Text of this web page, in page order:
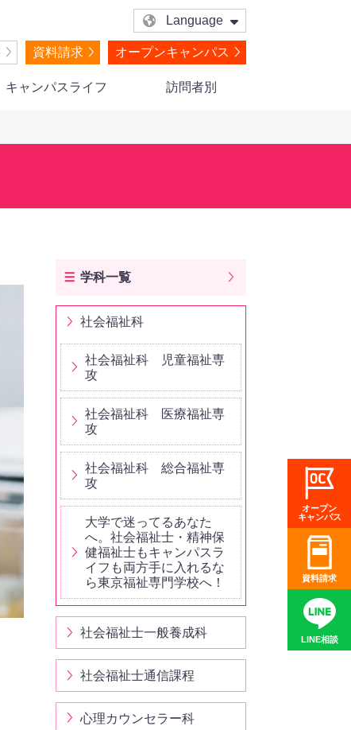
Language
資料請求 オープンキャンパス
キャンパスライフ 訪問者別
オープン
キャンパス
資料請求
LINE相談
学科一覧
社会福祉科
社会福祉科 児童福祉専
攻
社会福祉科 医療福祉専
攻
社会福祉科 総合福祉専
攻
大学で迷ってるあなた
へ。社会福祉士・精神保
健福祉士もキャンパスラ
イフも両方手に入れるな
ら東京福祉専門学校へ！
社会福祉士一般養成科
社会福祉士通信課程
心理カウンセラー科